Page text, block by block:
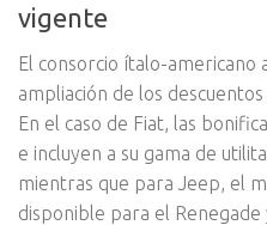
vigente
El consorcio ítalo-americano
ampliación de los
En el caso de Fiat, las
e incluyen a su gama de
mientras que para Jeep, el
disponible para el